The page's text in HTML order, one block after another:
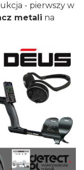
- pierwszy w
metali na